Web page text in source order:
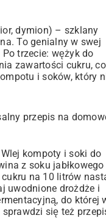
dymion) – szklany
To genialny w swej
trzecie: wężyk do
zawartości cukru, co
i soków, który
przepis na
kompoty i soki do
z soku
na 10 litrów
uwodnione drożdże i
do której
się też